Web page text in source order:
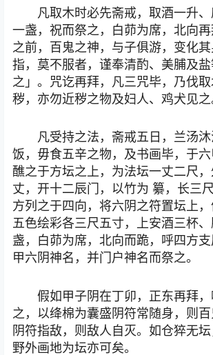
凡取木时必先斋戒，取酒一升
一盏，祝而祭之，白茆为席，北向再
之前，百鬼之神，与子俱游，变化
指，莫不服者，谨奉清酌、美脯及
之」。咒讫再拜，凡三咒毕，乃伐
秽，亦勿近秽之物及妇人、鸡犬见之
凡受持之法，斋戒五日，兰汤
饭，毋食五辛之物，及书画毕，于六
醮之于方坛之上，为法坛一丈二尺
丈，开十二辰门，以竹为 纂，长三
方列之于四向，将六阴之符置坛上
五色绘彩各三尺五寸，上安酒三杯
盏，白茆为席，北向而跪，呼四方
甲六阴神名，并门户神名而祭之。
假如甲子阴在丁卯，正东再拜
之，以绛棉为囊盛阴符常随身，则
阴符指敌，则敌人自灭。如仓猝无
野外画地为坛亦可矣。